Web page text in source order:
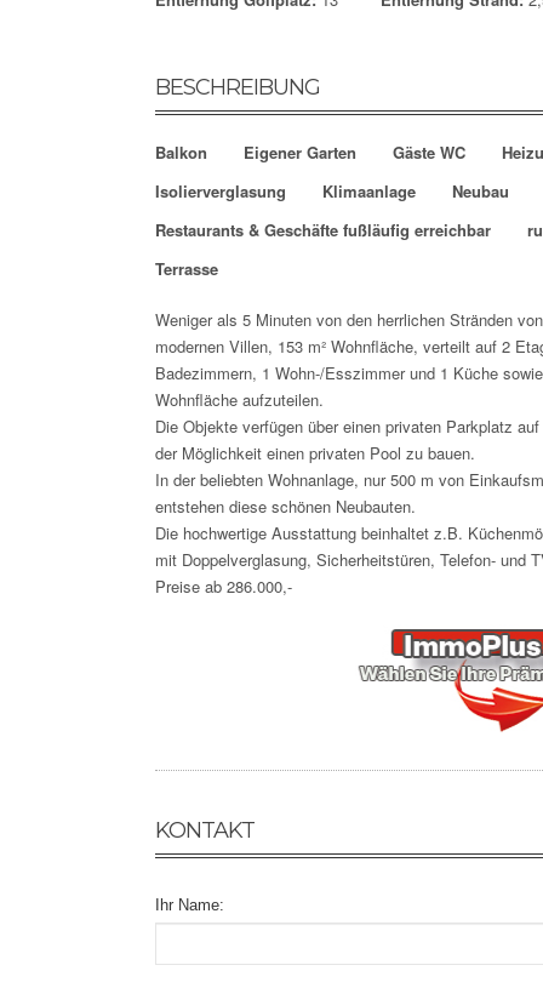
BESCHREIBUNG
Balkon Eigener Garten Gäste WC
Isolierverglasung
Klimaanlage
Neubau
Restaurants & Geschäfte fußläufig erreichbar
Terrasse
Weniger als 5 Minuten von den herrlichen Stränden
modernen Villen, 153 m² Wohnfläche, verteilt auf 2
Badezimmern, 1 Wohn-/Esszimmer und 1 Küche
Wohnfläche aufzuteilen.
Die Objekte verfügen über einen privaten Parkplatz
der Möglichkeit einen privaten Pool zu bauen.
In der beliebten Wohnanlage, nur 500 m von
entstehen diese schönen Neubauten.
Die hochwertige Ausstattung beinhaltet z.B.
mit Doppelverglasung, Sicherheitstüren, Telefon- und
Preise ab 286.000,-
KONTAKT
Ihr Name: